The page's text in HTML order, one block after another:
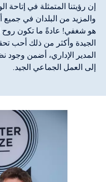
إن رؤيتنا المتمثلة في
والمزيد من البلدان في جميع
هو شغفي! عادةً ما تكون روح
الجيدة وأكثر من ذلك أحب
المدير الإداري، أضمن وجود
إلى العمل الجماعي الجيد.